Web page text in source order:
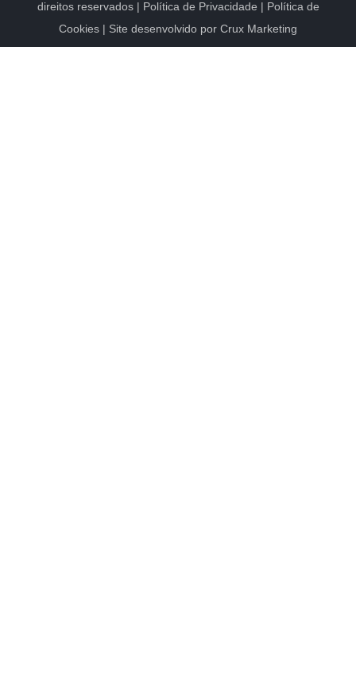
direitos reservados | Política de Privacidade | Política de
Cookies | Site desenvolvido por Crux Marketing